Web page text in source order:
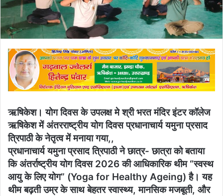
ऋषिकेश। योग दिवस के उपलक्ष मे श्री भरत मंदिर इंटर कॉलेज
ऋषिकेश में अंतरराष्ट्रीय योग दिवस प्रधानाचार्य यमुना प्रसाद
त्रिपाठी के नेतृत्व में मनाया गया,,
प्रधानाचार्य यमुना प्रसाद त्रिपाठी ने छात्र- छात्रा को बताया
कि अंतर्राष्ट्रीय योग दिवस 2026 की आधिकारिक थीम “स्वस्थ
आयु के लिए योग” (Yoga for Healthy Ageing) है। यह
थीम बढ़ती उम्र के साथ बेहतर स्वास्थ्य, मानसिक मजबूती, और